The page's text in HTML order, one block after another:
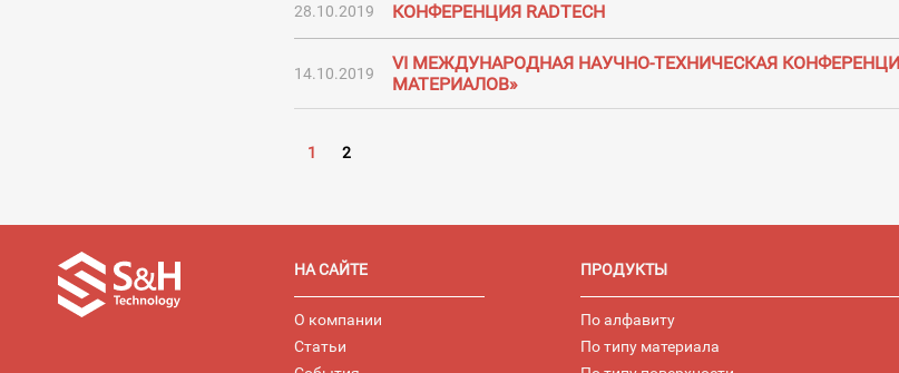
28.10.2019 КОНФЕРЕНЦИЯ RADTECH
14.10.2019
VI МЕЖДУНАРОДНАЯ НАУЧНО-ТЕХНИЧЕСКАЯ
МАТЕРИАЛОВ»
1 2
НА САЙТЕ ПРОДУКТЫ
О компании
Статьи
По алфавиту
По типу материала